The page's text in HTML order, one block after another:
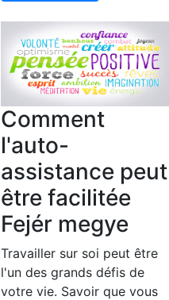
Comment
l'auto-
assistance peut
être facilitée
Fejér megye
Travailler sur soi peut être
l'un des grands défis de
votre vie. Savoir que vous